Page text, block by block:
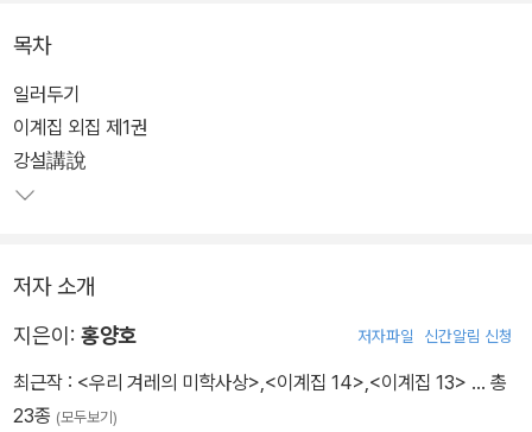
목록은 권별로 따로 있다.
목차
일러두기
이계집 외집 제1권
강설講說
저자 소개
지은이: 홍양호 저자파일 신간알림 신청
최근작 : <우리 겨레의 미학사상>,<이계집 14>,<이계집 13> … 총
23종 (모두보기)